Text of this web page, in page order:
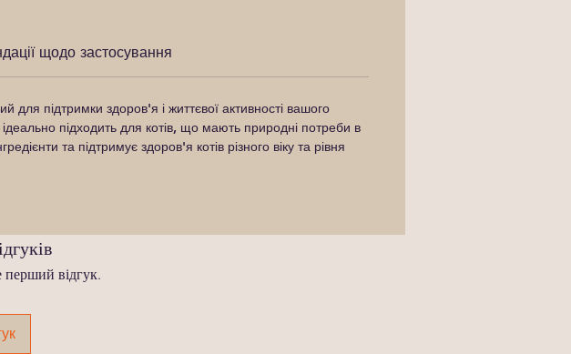
щодо застосування
для підтримки здоров'я і життєвої активності вашого
підходить для котів, що мають природні потреби в
та підтримує здоров'я котів різного віку та рівня
перший відгук.